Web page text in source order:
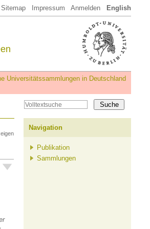
Sitemap Impressum Anmelden English
Universitätssammlungen in Deutschland
Navigation
Publikation
Sammlungen